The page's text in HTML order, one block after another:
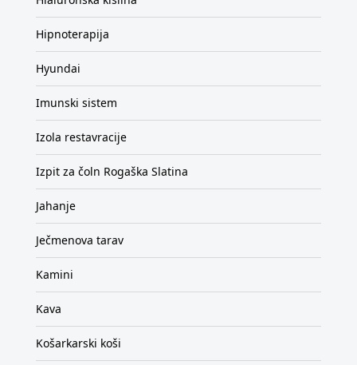
Hipnoterapija
Hyundai
Imunski sistem
Izola restavracije
Izpit za čoln Rogaška Slatina
Jahanje
Ječmenova tarav
Kamini
Kava
Košarkarski koši